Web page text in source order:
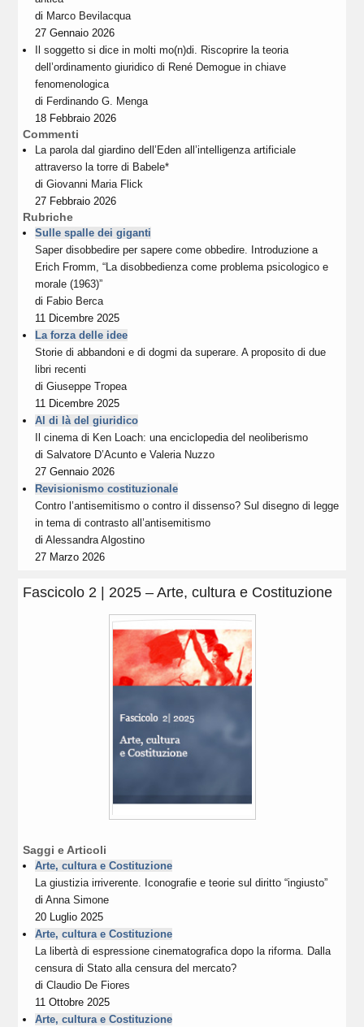
di Marco Bevilacqua
27 Gennaio 2026
Il soggetto si dice in molti mo(n)di. Riscoprire la teoria
dell’ordinamento giuridico di René Demogue in chiave
fenomenologica
di Ferdinando G. Menga
18 Febbraio 2026
Commenti
La parola dal giardino dell’Eden all’intelligenza artificiale
attraverso la torre di Babele*
diGiovanni Maria Flick
27 Febbraio 2026
Rubriche
Sulle spalle dei giganti
Saper disobbedire per sapere come obbedire. Introduzione a
Erich Fromm, “La disobbedienza come problema psicologico e
morale (1963)”
di Fabio Berca
11 Dicembre 2025
La forza delle idee
Storie di abbandoni e di dogmi da superare. A proposito di due
libri recenti
diGiuseppe Tropea
11 Dicembre 2025
Al di là del giuridico
Il cinema di Ken Loach: una enciclopedia del neoliberismo
diSalvatore D’Acunto eValeria Nuzzo
27 Gennaio 2026
Revisionismo costituzionale
Contro l’antisemitismo o contro il dissenso? Sul disegno di legge
in tema di contrasto all’antisemitismo
diAlessandra Algostino
27 Marzo 2026
Fascicolo 2 | 2025 – Arte, cultura e Costituzione
Saggi e Articoli
Arte, cultura e Costituzione
La giustizia irriverente. Iconografie e teorie sul diritto “ingiusto”
diAnna Simone
20 Luglio 2025
Arte, cultura e Costituzione
La libertà di espressione cinematografica dopo la riforma. Dalla
censura di Stato alla censura del mercato?
diClaudio De Fiores
11 Ottobre 2025
Arte, cultura e Costituzione